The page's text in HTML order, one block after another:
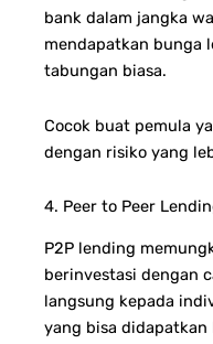
bank dalam jangka
mendapatkan bunga
tabungan biasa.
Cocok buat pemula
dengan risiko yang
4. Peer to Peer
P2P lending
berinvestasi dengan
langsung kepada
yang bisa